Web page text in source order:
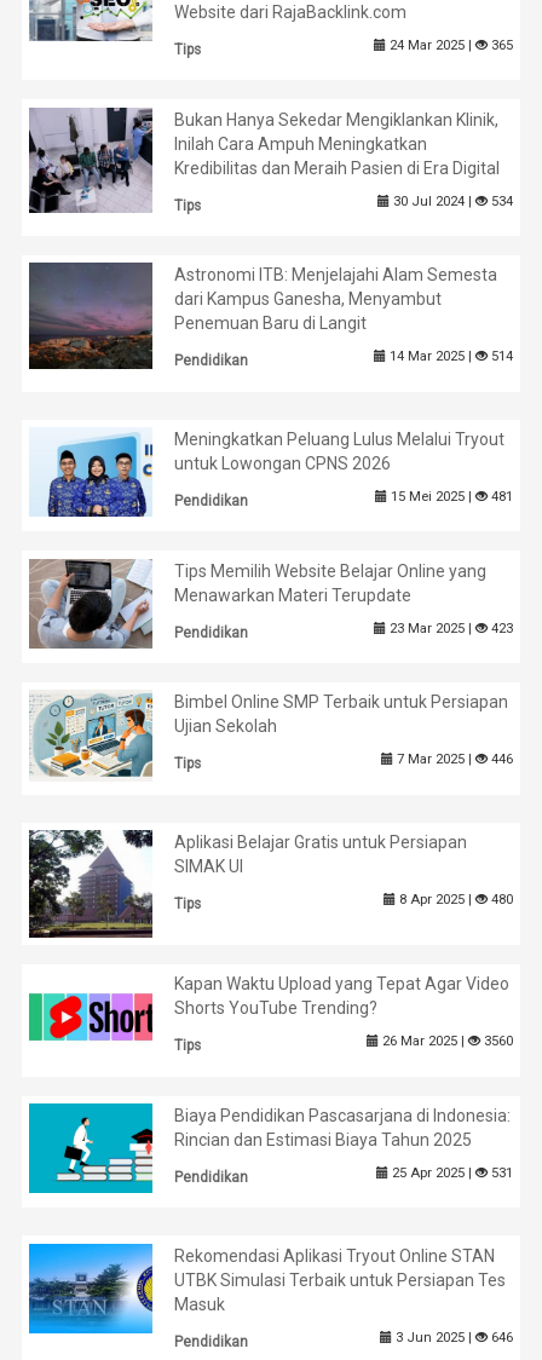
Website dari RajaBacklink.com
Tips 24 Mar 2025 | 365
Bukan Hanya Sekedar Mengiklankan Klinik,
Inilah Cara Ampuh Meningkatkan
Kredibilitas dan Meraih Pasien di Era Digital
Tips 30 Jul 2024 | 534
Astronomi ITB: Menjelajahi Alam Semesta
dari Kampus Ganesha, Menyambut
Penemuan Baru di Langit
Pendidikan 14 Mar 2025 | 514
Meningkatkan Peluang Lulus Melalui Tryout
untuk Lowongan CPNS 2026
Pendidikan 15 Mei 2025 | 481
Tips Memilih Website Belajar Online yang
Menawarkan Materi Terupdate
Pendidikan 23 Mar 2025 | 423
Bimbel Online SMP Terbaik untuk Persiapan
Ujian Sekolah
Tips 7 Mar 2025 | 446
Aplikasi Belajar Gratis untuk Persiapan
SIMAK UI
Tips 8 Apr 2025 | 480
Kapan Waktu Upload yang Tepat Agar Video
Shorts YouTube Trending?
Tips 26 Mar 2025 | 3560
Biaya Pendidikan Pascasarjana di Indonesia:
Rincian dan Estimasi Biaya Tahun 2025
Pendidikan 25 Apr 2025 | 531
Rekomendasi Aplikasi Tryout Online STAN
UTBK Simulasi Terbaik untuk Persiapan Tes
Masuk
Pendidikan 3 Jun 2025 | 646